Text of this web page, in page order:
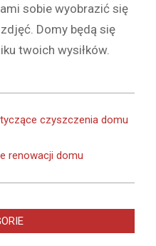
sobie wyobrazić się
Domy będą się
twoich wysiłków.
czyszczenia domu
renowacji domu